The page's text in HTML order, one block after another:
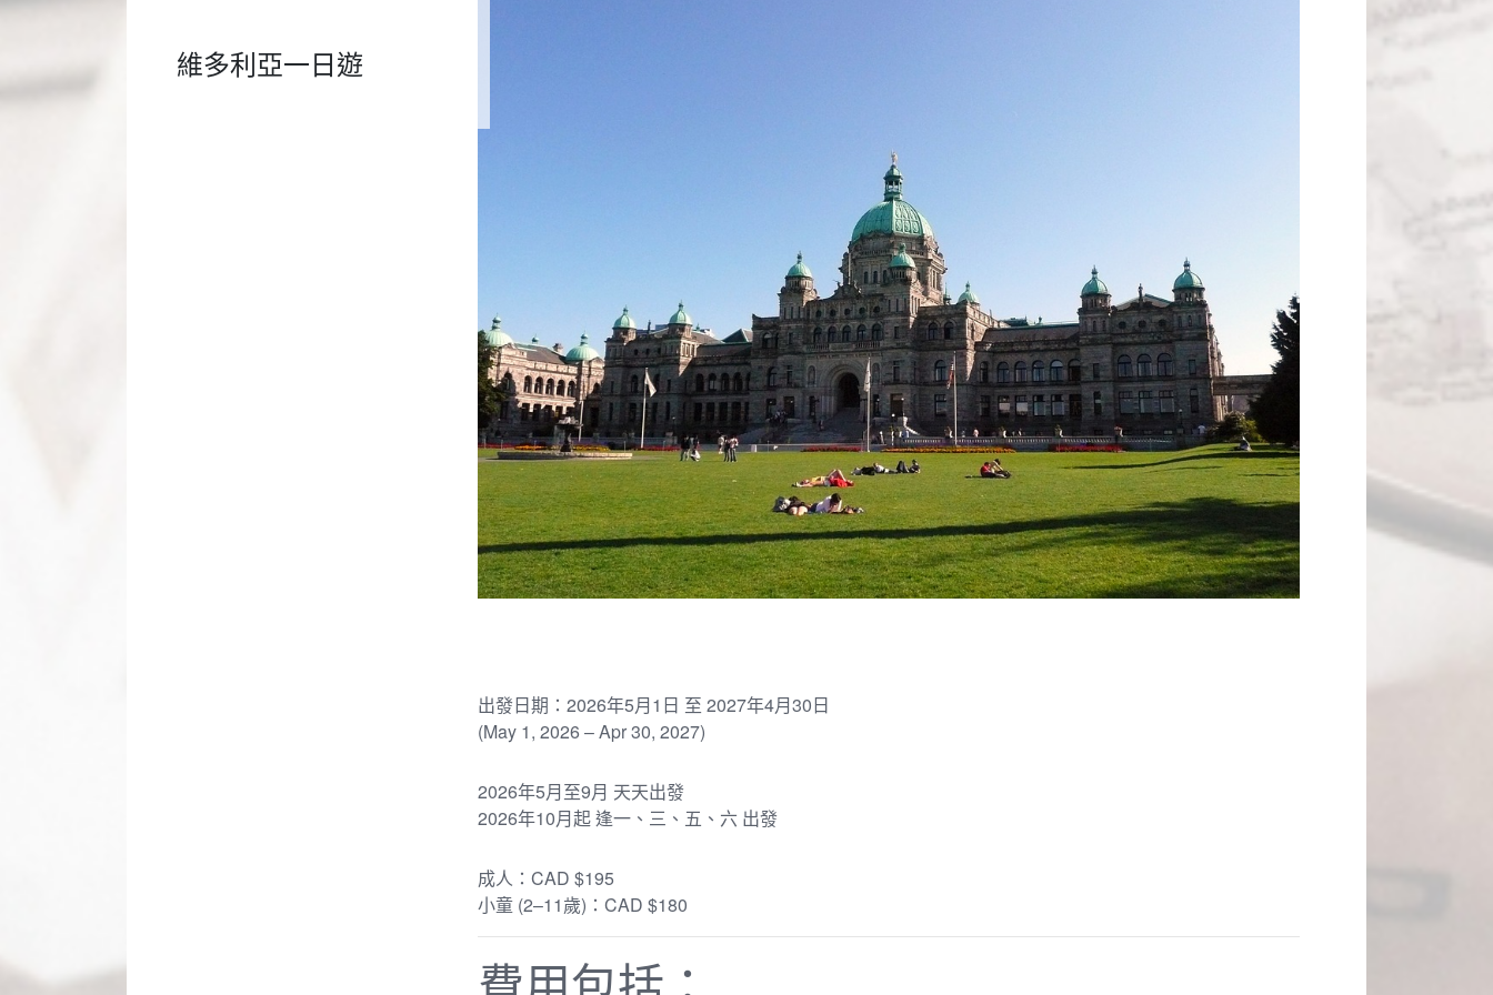
維多利亞一日遊
出發日期：2026年5月1日 至 2027年4月30日
(May 1, 2026 – Apr 30, 2027)
2026年5月至9月 天天出發
2026年10月起 逢一、三、五、六 出發
成人：CAD $195
小童 (2–11歲)：CAD $180